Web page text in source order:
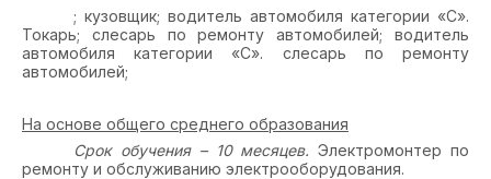
; кузовщик; водитель автомобиля категории «С».
Токарь; слесарь по ремонту автомобилей; водитель
автомобиля категории «С». слесарь по ремонту
автомобилей;
На основе общего среднего образования
Срок обучения – 10 месяцев. Электромонтер по
ремонту и обслуживанию электрооборудования.